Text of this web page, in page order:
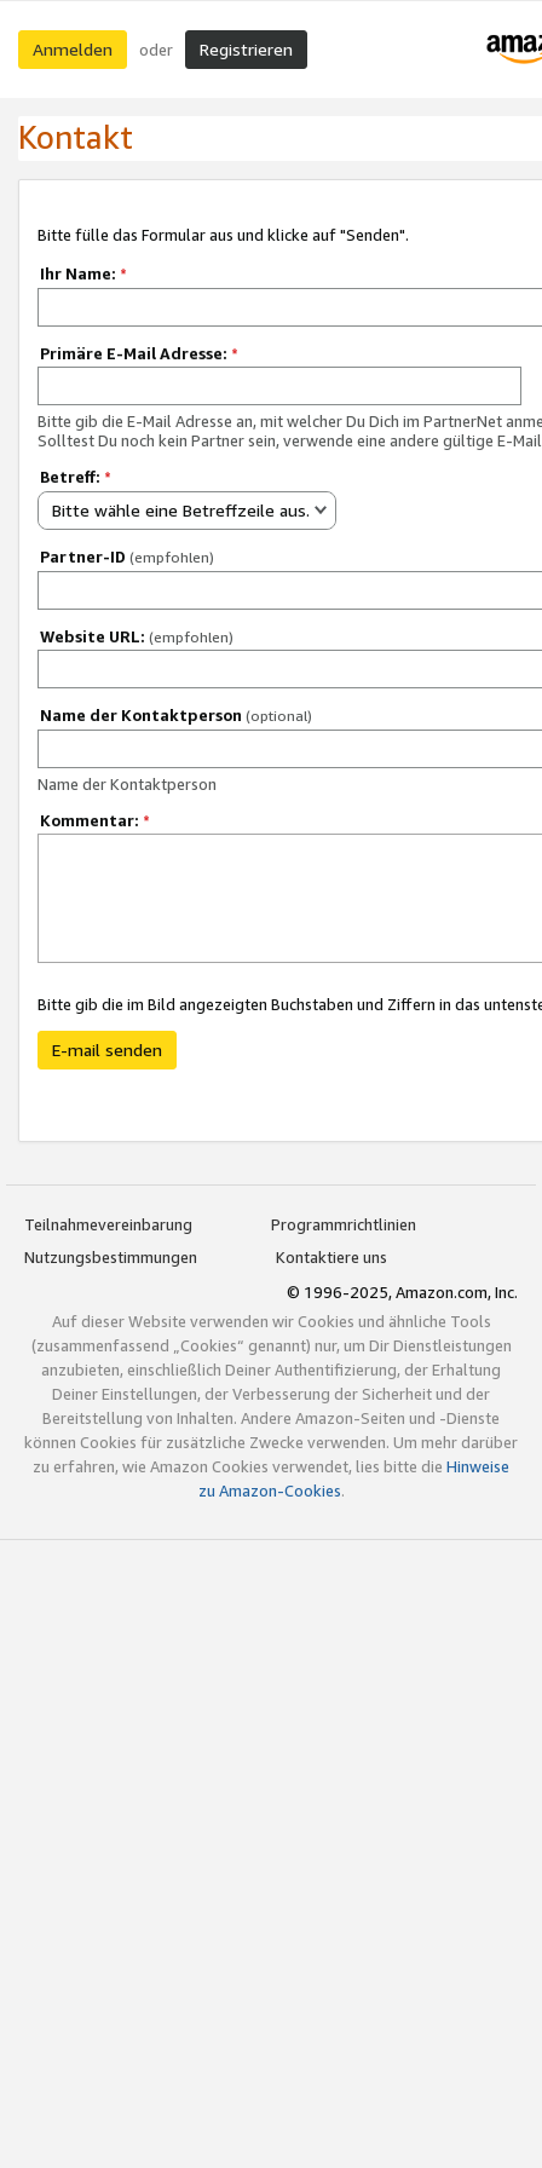
Anmelden oder Registrieren
Kontakt
Bitte fülle das Formular aus und klicke auf "Senden".
Ihr Name: *
Primäre E-Mail Adresse: *
Bitte gib die E-Mail Adresse an, mit welcher Du Dich im PartnerNet
Solltest Du noch kein Partner sein, verwende eine andere gültige E-
Betreff: *
Bitte wähle eine Betreffzeile aus.
Partner-ID (empfohlen)
Website URL: (empfohlen)
Name der Kontaktperson (optional)
Name der Kontaktperson
Kommentar: *
Bitte gib die im Bild angezeigten Buchstaben und Ziffern in das
E-mail senden
Teilnahmevereinbarung
Programmrichtlinien
Nutzungsbestimmungen
Kontaktiere uns
© 1996-2025, Amazon.com, Inc.
Auf dieser Website verwenden wir Cookies und ähnliche Tools
(zusammenfassend „Cookies“ genannt) nur, um Dir Dienstleistungen
anzubieten, einschließlich Deiner Authentifizierung, der Erhaltung
Deiner Einstellungen, der Verbesserung der Sicherheit und der
Bereitstellung von Inhalten. Andere Amazon-Seiten und -Dienste
können Cookies für zusätzliche Zwecke verwenden. Um mehr darüber
zu erfahren, wie Amazon Cookies verwendet, lies bitte die Hinweise
zu Amazon-Cookies.